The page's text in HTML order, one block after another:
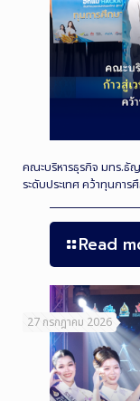
คณะบริหารธุรกิจ มทร.ธั
ระดับประเทศ คว้าทุนกา
Read
27 กรกฎาคม 2026